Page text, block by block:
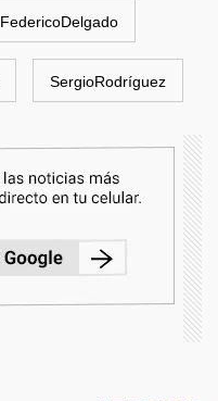
FedericoDelgado
SergioRodríguez